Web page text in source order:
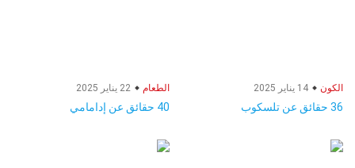
الكون
36 حقائق عن تلسكوب
الطعام
40 حقائق عن إدامامي